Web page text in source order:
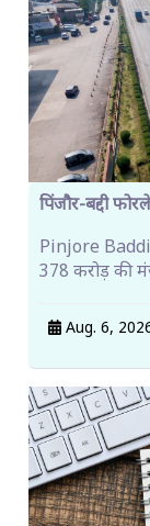
पिंजौर-बद्दी
Pinjore Baddi
378 करोड़ की
Aug. 6,